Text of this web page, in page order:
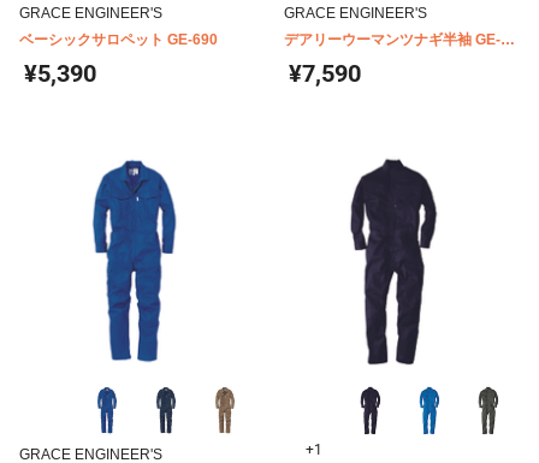
GRACE ENGINEER'S
ベーシックサロペット GE-690
¥5,390
GRACE ENGINEER'S
デアリーウーマンツナギ半袖 GE-
656
¥7,590
GRACE ENGINEER'S
+1